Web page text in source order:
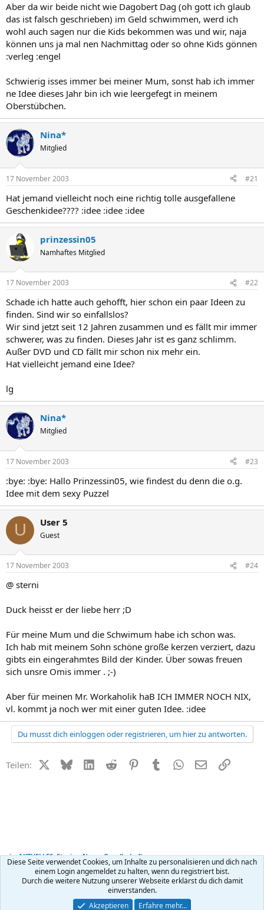
Aber da wir beide nicht wie Dagobert Dag (oh gott ich glaub
das ist falsch geschrieben) im Geld schwimmen, werd ich
wohl auch sagen nur die Kids bekommen was und wir, naja
können uns ja mal nen Nachmittag oder so ohne Kids gönnen
:verleg :engel
Schwierig isses immer bei meiner Mum, sonst hab ich immer
ne Idee dieses Jahr bin ich wie leergefegt in meinem
Oberstübchen.
Nina*
Mitglied
17 November 2003 #21
Hat jemand vielleicht noch eine richtig tolle ausgefallene
Geschenkidee???? :idee :idee :idee
prinzessin05
Namhaftes Mitglied
17 November 2003 #22
Schade ich hatte auch gehofft, hier schon ein paar Ideen zu
finden. Sind wir so einfallslos?
Wir sind jetzt seit 12 Jahren zusammen und es fällt mir immer
schwerer, was zu finden. Dieses Jahr ist es ganz schlimm.
Außer DVD und CD fällt mir schon nix mehr ein.
Hat vielleicht jemand eine Idee?
lg
Nina*
Mitglied
17 November 2003 #23
:bye: :bye: Hallo Prinzessin05, wie findest du denn die o.g.
Idee mit dem sexy Puzzel
U User 5
Guest
17 November 2003 #24
@ sterni
Duck heisst er der liebe herr ;D
Für meine Mum und die Schwimum habe ich schon was.
Ich hab mit meinem Sohn schöne große kerzen verziert, dazu
gibts ein eingerahmtes Bild der Kinder. Über sowas freuen
sich unsre Omis immer . ;-)
Aber für meinen Mr. Workaholik haB ICH IMMER NOCH NIX,
vl. kommt ja noch wer mit einer guten Idee. :idee
Du musst dich einloggen oder registrieren, um hier zu antworten.
Teilen: X (Twitter)
BlueskyLinkedIn
Reddit PinterestTumblr WhatsApp
E-MailLink
AKTUELLES: Stories, News, Gesellschaft
Kontakt Nutzungsbedingungen Datenschutz Hilfe
R
Community platform by XenForo ® © 2010-2026 XenForo Ltd.
Diese Seite verwendet Cookies, um Inhalte zu personalisieren und dich nach
einem Login angemeldet zu halten, wenn du registriert bist.
Durch die weitere Nutzung unserer Webseite erklärst du dich damit
einverstanden.
Akzeptieren
Erfahre mehr…